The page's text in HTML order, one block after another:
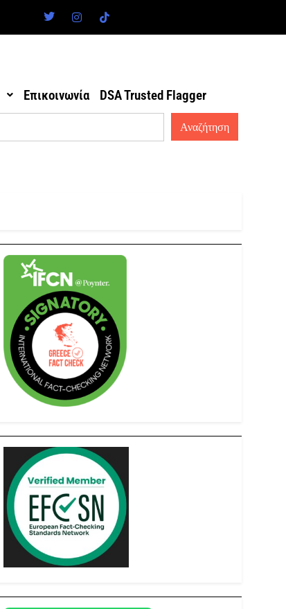
Επικοινωνία DSA Trusted Flagger